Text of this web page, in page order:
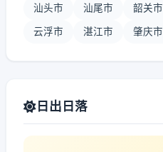
汕头市 汕尾市 韶关市
云浮市 湛江市 肇庆市
日出日落